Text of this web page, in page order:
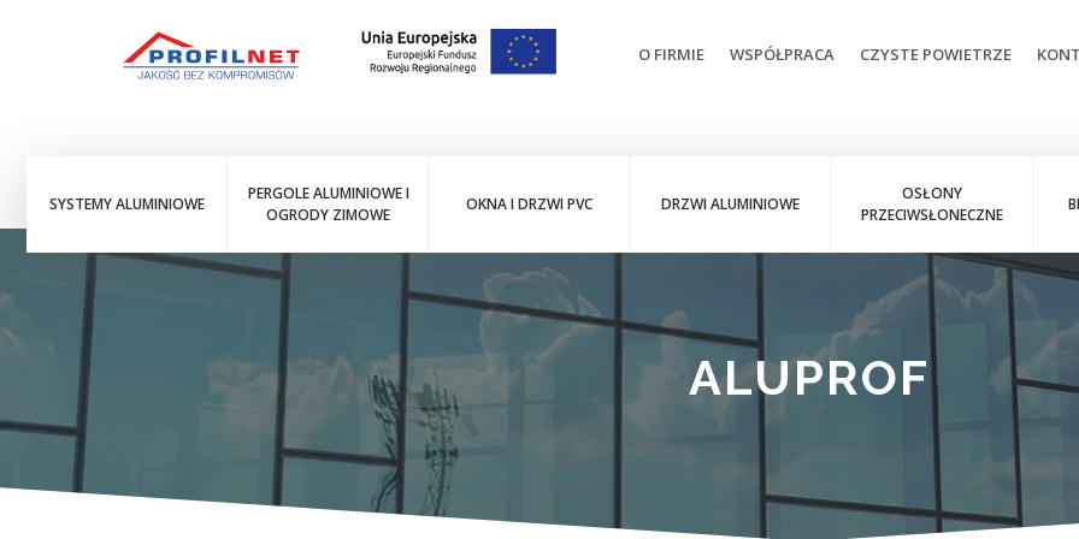
O FIRMIE WSPÓŁPRACA CZYSTE POWIETRZE
SYSTEMY ALUMINIOWE
PERGOLE ALUMINIOWE I
OGRODY ZIMOWE
OKNA I DRZWI PVC DRZWI ALUMINIOWE
OSŁONY
PRZECIWSŁONECZNE
ALUPROF